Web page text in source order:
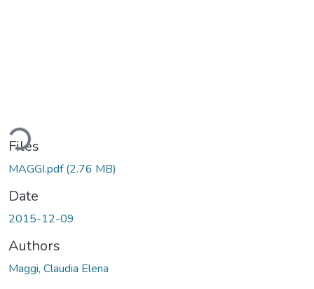
Files
MAGGI.pdf(2.76 MB)
Date
2015-12-09
Authors
Maggi, Claudia Elena